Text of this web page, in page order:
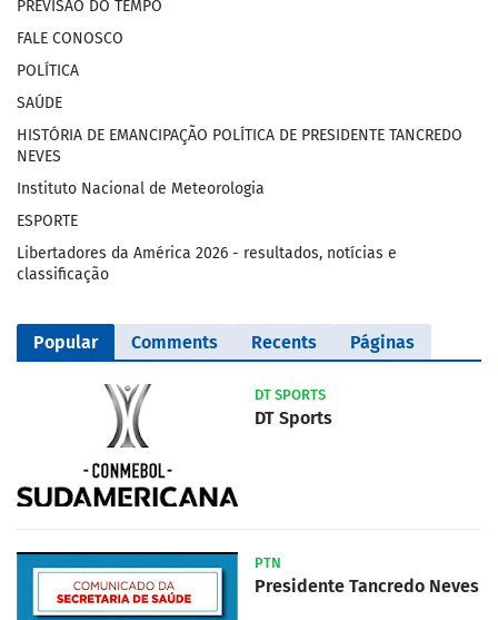
PREVISÃO DO TEMPO
FALE CONOSCO
POLÍTICA
SAÚDE
HISTÓRIA DE EMANCIPAÇÃO POLÍTICA DE PRESIDENTE TANCREDO
NEVES
Instituto Nacional de Meteorologia
ESPORTE
Libertadores da América 2026 - resultados, notícias e
classificação
Popular Comments Recents Páginas
DT SPORTS
DT Sports
PTN
Presidente Tancredo Neves